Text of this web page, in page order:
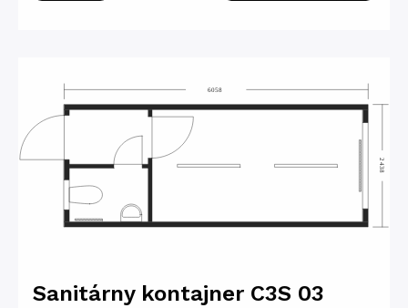
Sanitárny kontajner C3S 03